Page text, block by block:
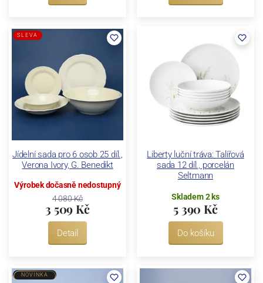
Jídelní sada pro 6 osob 25 díl.,
Verona Ivory, G. Benedikt
SLEVA
Výrobek dočasně nedostupný
4 080 Kč
3 509 Kč
Detail
Liberty luční tráva: Talířová
sada 12 díl., porcelán
Seltmann
Skladem 2 ks
5 390 Kč
Do košíku
NOVINKA